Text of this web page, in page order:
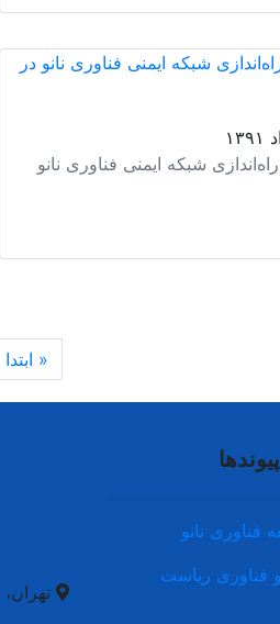
شبکه ایمنی فناوری نانو
« ابتدا
پیوندها
فناوری نانو
فناوری ریاست